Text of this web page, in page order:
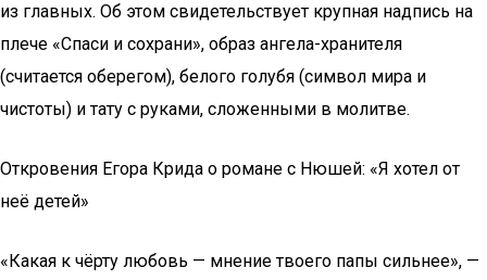
из главных. Об этом свидетельствует крупная надпись на
плече «Спаси и сохрани», образ ангела-хранителя
(считается оберегом), белого голубя (символ мира и
чистоты) и тату с руками, сложенными в молитве.
Откровения Егора Крида о романе с Нюшей: «Я хотел от
неё детей»
«Какая к чёрту любовь — мнение твоего папы сильнее», —